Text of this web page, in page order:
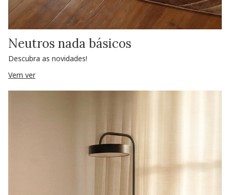
Neutros nada básicos
Descubra as novidades!
Vem ver